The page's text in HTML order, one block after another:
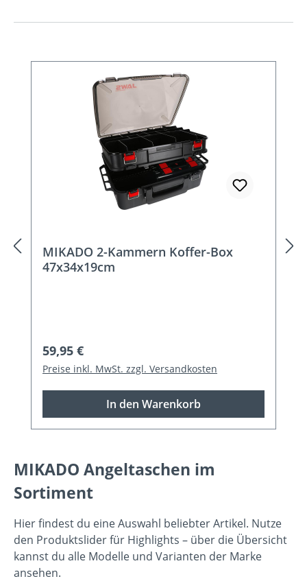
MIKADO 2-Kammern Koffer-Box
47x34x19cm
Regulärer Preis:
59,95 €
Preise inkl. MwSt. zzgl. Versandkosten
In den Warenkorb
MIKADO Angeltaschen im
Sortiment
Hier findest du eine Auswahl beliebter Artikel. Nutze
den Produktslider für Highlights – über die Übersicht
kannst du alle Modelle und Varianten der Marke
ansehen.